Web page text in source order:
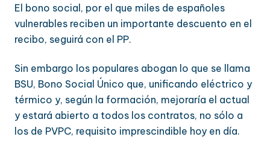
El bono social, por el que miles de españoles
vulnerables reciben un importante descuento en el
recibo, seguirá con el PP.
Sin embargo los populares abogan lo que se llama
BSU, Bono Social Único que, unificando eléctrico y
térmico y, según la formación, mejoraría el actual
y estará abierto a todos los contratos, no sólo a
los de PVPC, requisito imprescindible hoy en día.